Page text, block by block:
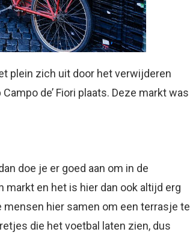
plein zich uit door het verwijderen
de’ Fiori plaats. Deze markt was
doe je er goed aan om in de
markt en het is hier dan ook altijd erg
mensen hier samen om een terrasje te
die het voetbal laten zien, dus